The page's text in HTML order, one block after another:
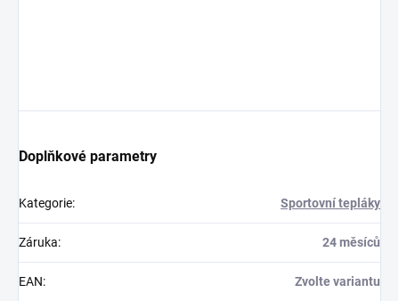
Doplňkové parametry
Kategorie: Sportovní tepláky
Záruka: 24 měsíců
EAN: Zvolte variantu